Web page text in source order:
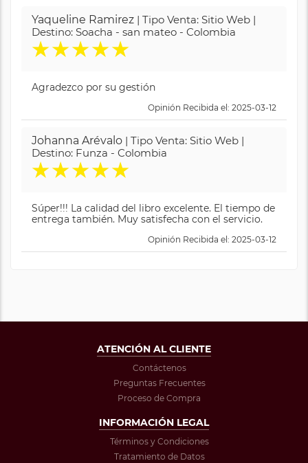
Yaqueline Ramirez | Tipo Venta: Sitio Web |
Destino: Soacha - san mateo - Colombia
★★★★★
Agradezco por su gestión
Opinión Recibida el: 2025-03-12
Johanna Arévalo | Tipo Venta: Sitio Web |
Destino: Funza - Colombia
★★★★★
Súper!!! La calidad del libro excelente. El tiempo de
entrega también. Muy satisfecha con el servicio.
Opinión Recibida el: 2025-03-12
ATENCIÓN AL CLIENTE
Contáctenos
Preguntas Frecuentes
Proceso de Compra
INFORMACIÓN LEGAL
Términos y Condiciones
Tratamiento de Datos